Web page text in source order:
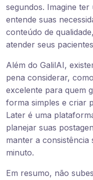
segundos. Imagine
entende suas
conteúdo de
atender seus
Além do GalilAI,
pena considerar,
excelente para quem
forma simples e criar
Later é uma
planejar suas
manter a consistência
minuto.
Em resumo, não